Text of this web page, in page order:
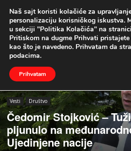
Naslovna Vesti Društvo
Vesti Društvo
Čedomir Stojković –
pljunulo na
Ujedinjene nacije
Naš sajt koristi kolačiće za
personalizaciju korisničkog iskustva.
u sekciji "Politika Kolačića" na stranici
Pritiskom na dugme Prihvati
kao što je navedeno. Prihvatam da
podacima.
Prihvatam